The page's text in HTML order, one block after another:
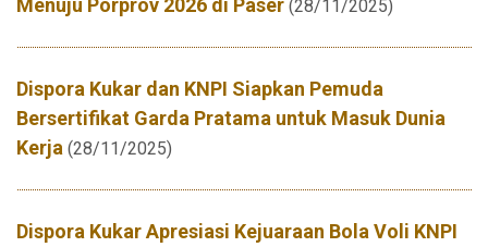
Menuju Porprov 2026 di Paser (28/11/2025)
Dispora Kukar dan KNPI Siapkan Pemuda
Bersertifikat Garda Pratama untuk Masuk Dunia
Kerja (28/11/2025)
Dispora Kukar Apresiasi Kejuaraan Bola Voli KNPI